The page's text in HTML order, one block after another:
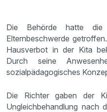
Die Behörde hatte die
Elternbeschwerde
Hausverbot in der Kita
Durch seine
sozialpädagogisches
Die Richter gaben der
Ungleichbehandlung nach